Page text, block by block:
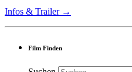
Infos & Trailer →
Film Finden